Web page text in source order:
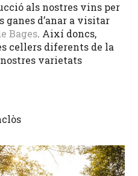
als nostres vins per
d’anar a visitar
Bages. Així doncs,
cellers diferents de la
nostres varietats